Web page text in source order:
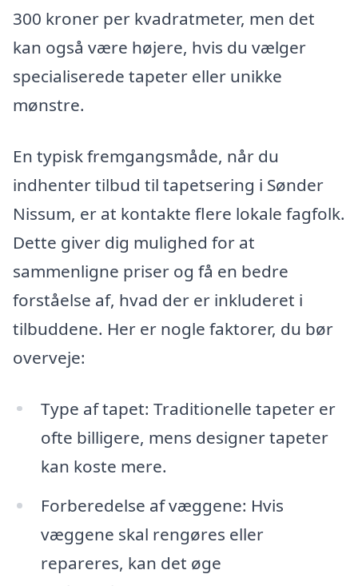
300 kroner per kvadratmeter, men det
kan også være højere, hvis du vælger
specialiserede tapeter eller unikke
mønstre.
En typisk fremgangsmåde, når du
indhenter tilbud til tapetsering i Sønder
Nissum, er at kontakte flere lokale fagfolk.
Dette giver dig mulighed for at
sammenligne priser og få en bedre
forståelse af, hvad der er inkluderet i
tilbuddene. Her er nogle faktorer, du bør
overveje:
Type af tapet: Traditionelle tapeter er
ofte billigere, mens designer tapeter
kan koste mere.
Forberedelse af væggene: Hvis
væggene skal rengøres eller
repareres, kan det øge